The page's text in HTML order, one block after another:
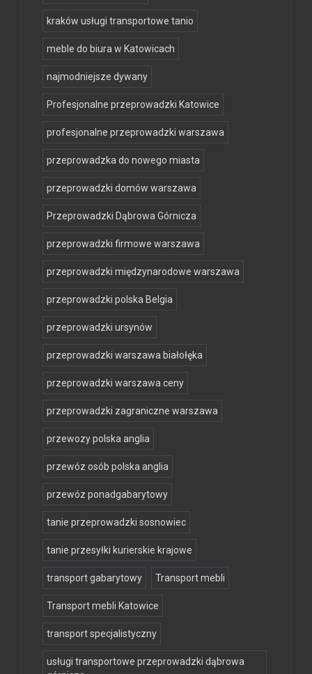
kraków usługi transportowe tanio
meble do biura w Katowicach
najmodniejsze dywany
Profesjonalne przeprowadzki Katowice
profesjonalne przeprowadzki warszawa
przeprowadzka do nowego miasta
przeprowadzki domów warszawa
Przeprowadzki Dąbrowa Górnicza
przeprowadzki firmowe warszawa
przeprowadzki międzynarodowe warszawa
przeprowadzki polska Belgia
przeprowadzki ursynów
przeprowadzki warszawa białołęka
przeprowadzki warszawa ceny
przeprowadzki zagraniczne warszawa
przewozy polska anglia
przewóz osób polska anglia
przewóz ponadgabarytowy
tanie przeprowadzki sosnowiec
tanie przesyłki kurierskie krajowe
transport gabarytowy Transport mebli
Transport mebli Katowice
transport specjalistyczny
usługi transportowe przeprowadzki dąbrowa